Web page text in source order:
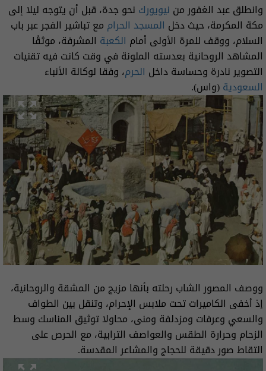
وانطلق عبد الغفور من نيويورك نحو جدة، قبل أن يتوجه ليلا إلى
مكة المكرمة، حيث دخل المسجد الحرام مع تباشير الفجر عبر باب
السلام، ووقف للمرة الأولى أمام الكعبة المشرفة، موثقًا
المشاهد الروحانية بعدسته الملونة في وقت كانت فيه تقنيات
التصوير نادرة وحساسة داخل الحرم، وفقا لوكالة الأنباء
السعودية(واس).
ووصف المصور الشاب رحلته بأنها مزيج من المشقة والروحانية،
إذ أخفى الكاميرات تحت ملابس الإحرام، وتنقل بين الطواف
والسعي وعرفات ومزدلفة ومنى، محاولا توثيق المناسك وسط
الزحام وحرارة الطقس والعواصف الترابية، مع الحرص على
التقاط صور دقيقة للحجاج والمشاعر المقدسة.